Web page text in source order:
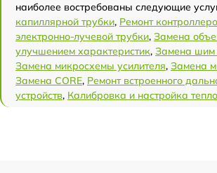
наиболее востребованы следующие
капиллярной трубки, Ремонт
электронно-лучевой трубки, Замена
улучшением характеристик, Замена шим
Замена микросхемы усилителя, Замена
Замена CORE, Ремонт встроенного
устройств, Калибровка и настройка